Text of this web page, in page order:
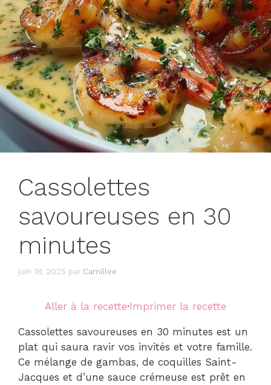
Cassolettes
savoureuses en 30
minutes
juin 18, 2025 par Camillee
Aller à la recette·Imprimer la recette
Cassolettes savoureuses en 30 minutes est un
plat qui saura ravir vos invités et votre famille.
Ce mélange de gambas, de coquilles Saint-
Jacques et d’une sauce crémeuse est prêt en